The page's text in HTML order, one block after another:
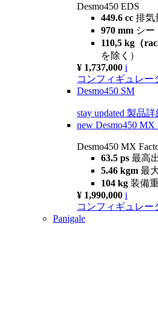
Desmo450 EDS
449.6 cc 排気
970 mm シー
110,5 kg（
を除く）
¥ 1,737,000 i
コンフィギュレー
Desmo450 SM
stay updated 製品詳
new Desmo450 MX
Desmo450 MX
63.5 ps 最高
5.46 kgm 最
104 kg 装備
¥ 1,990,000 i
コンフィギュレー
Panigale